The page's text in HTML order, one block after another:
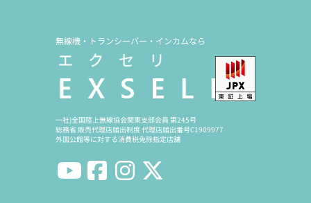
無線機・トランシーバー・インカムなら
一社)全国陸上無線協会関東支部会員 第245号
総務省 販売代理店届出制度 代理店届出番号C1909977
外国公館等に対する消費税免除指定店舗